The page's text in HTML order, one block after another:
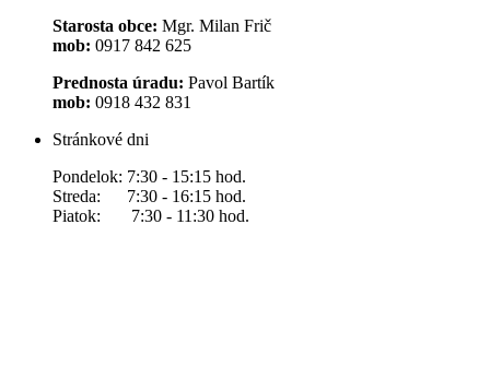
Starosta obce: Mgr. Milan Frič
mob: 0917 842 625
Prednosta úradu: Pavol Bartík
mob: 0918 432 831
Stránkové dni
Pondelok: 7:30 - 15:15 hod.
Streda: 7:30 - 16:15 hod.
Piatok: 7:30 - 11:30 hod.